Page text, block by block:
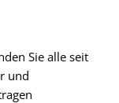
Sie alle seit
und